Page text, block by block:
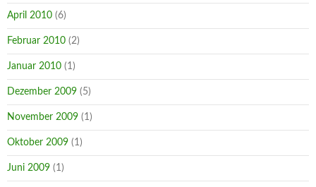
April 2010 (6)
Februar 2010 (2)
Januar 2010 (1)
Dezember 2009 (5)
November 2009 (1)
Oktober 2009 (1)
Juni 2009 (1)